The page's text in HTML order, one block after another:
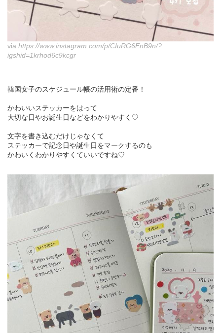
via https://www.instagram.com/p/CIuRG6EnB9n/?
igshid=1krhod6c9kcgr
韓国女子のスケジュール帳の活用術の定番！
かわいいステッカーをはって
大切な日やお誕生日などをわかりやすく♡
文字を書き込むだけじゃなくて
ステッカーで記念日や誕生日をマークするのも
かわいくわかりやすくていいですね♡